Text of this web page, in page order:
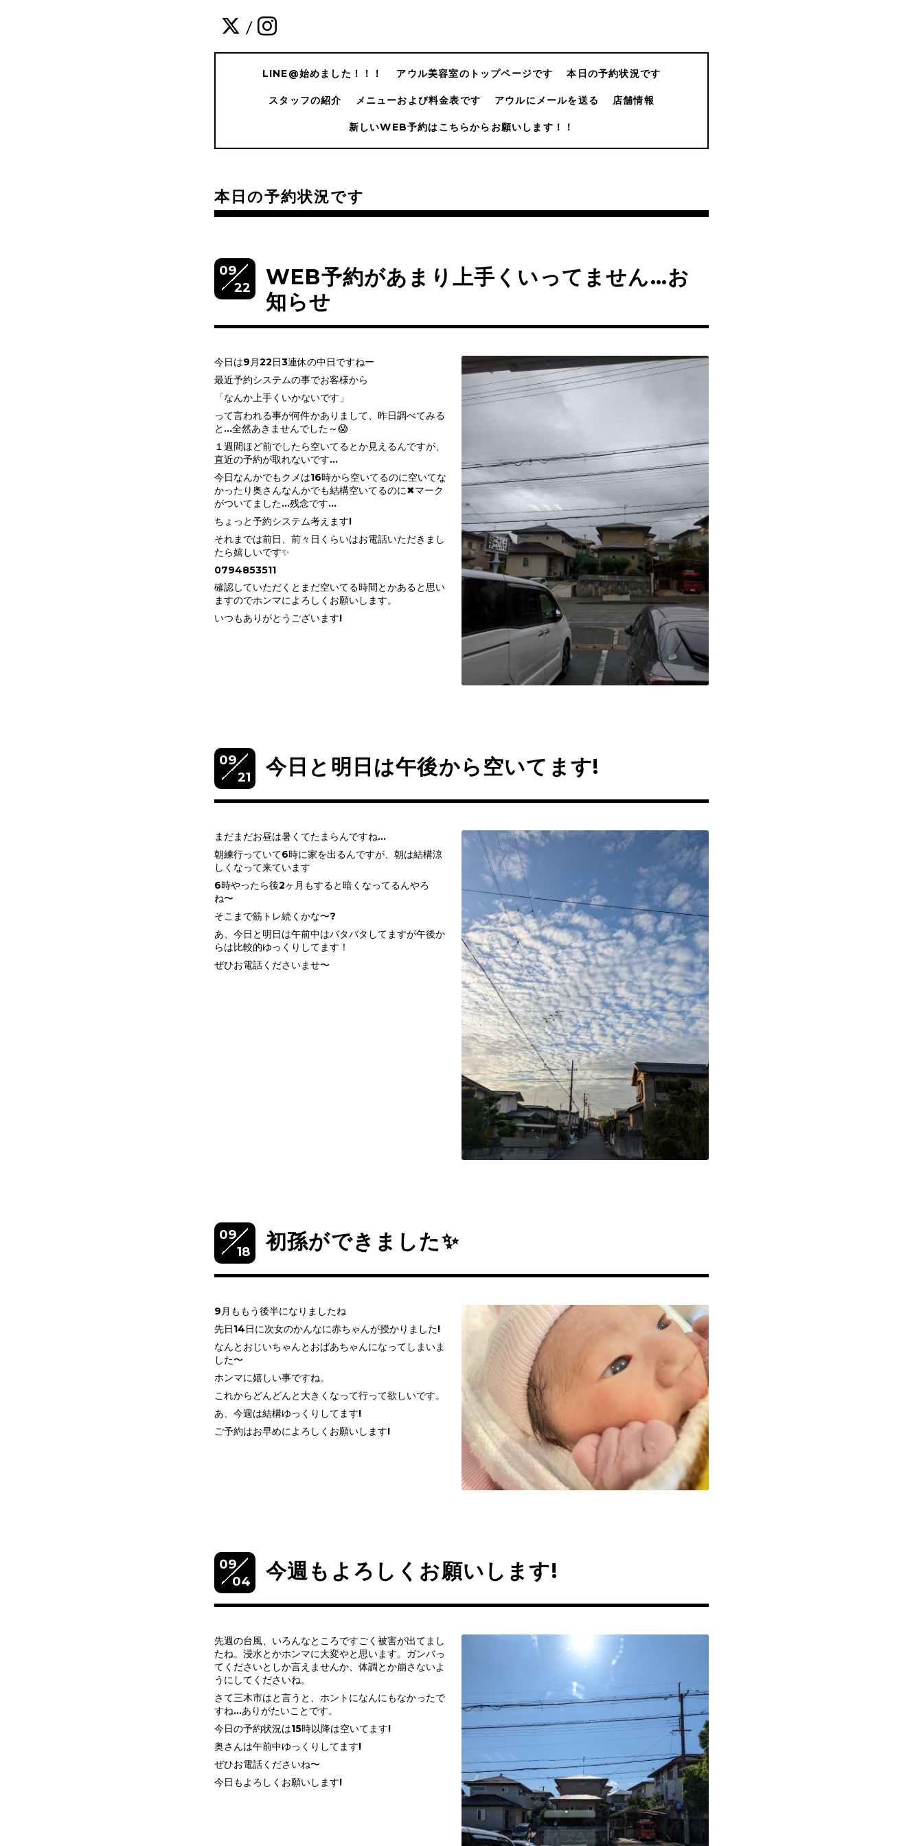
/
LINE@始めました！！！ アウル美容室のトップページです 本日の予約状況です
スタッフの紹介 メニューおよび料金表です アウルにメールを送る 店舗情報
新しいWEB予約はこちらからお願いします！！
本日の予約状況です
09
22
WEB予約があまり上手くいってません…お
知らせ
今日は9月22日3連休の中日ですねー
最近予約システムの事でお客様から
「なんか上手くいかないです」
って言われる事が何件かありまして、昨日調べてみる
と…全然あきませんでした～😱
１週間ほど前でしたら空いてるとか見えるんですが、
直近の予約が取れないです…
今日なんかでもクメは16時から空いてるのに空いてな
かったり奥さんなんかでも結構空いてるのに✖マーク
がついてました…残念です…
ちょっと予約システム考えます!
それまでは前日、前々日くらいはお電話いただきまし
たら嬉しいです✨
0794853511
確認していただくとまだ空いてる時間とかあると思い
ますのでホンマによろしくお願いします。
いつもありがとうございます!
09
21
今日と明日は午後から空いてます!
まだまだお昼は暑くてたまらんですね…
朝練行っていて6時に家を出るんですが、朝は結構涼
しくなって来ています
6時やったら後2ヶ月もすると暗くなってるんやろ
ね〜
そこまで筋トレ続くかな〜?
あ、今日と明日は午前中はバタバタしてますが午後か
らは比較的ゆっくりしてます！
ぜひお電話くださいませ〜
09
18
初孫ができました✨
9月ももう後半になりましたね
先日14日に次女のかんなに赤ちゃんが授かりました!
なんとおじいちゃんとおばあちゃんになってしまいま
した〜
ホンマに嬉しい事ですね。
これからどんどんと大きくなって行って欲しいです。
あ、今週は結構ゆっくりしてます!
ご予約はお早めによろしくお願いします!
09
04
今週もよろしくお願いします!
先週の台風、いろんなところですごく被害が出てまし
たね。浸水とかホンマに大変やと思います。ガンバっ
てくださいとしか言えませんか、体調とか崩さないよ
うにしてくださいね。
さて三木市はと言うと、ホントになんにもなかったで
すね…ありがたいことです。
今日の予約状況は15時以降は空いてます!
奥さんは午前中ゆっくりしてます!
ぜひお電話くださいね〜
今日もよろしくお願いします!